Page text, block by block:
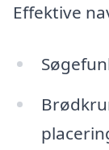
Effektive